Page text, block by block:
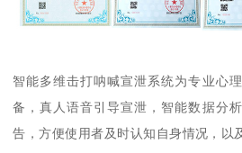
智能多维击打呐喊宣泄系统为专业心
备，真人语音引导宣泄，智能数据分
告，方便使用者及时认知自身情况，以